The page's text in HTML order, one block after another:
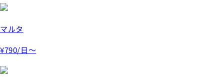
マルタ
¥790/日～